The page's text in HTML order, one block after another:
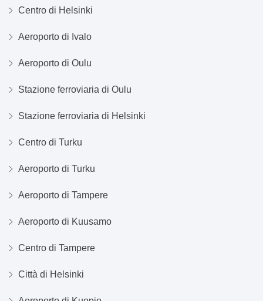
Centro di Helsinki
Aeroporto di Ivalo
Aeroporto di Oulu
Stazione ferroviaria di Oulu
Stazione ferroviaria di Helsinki
Centro di Turku
Aeroporto di Turku
Aeroporto di Tampere
Aeroporto di Kuusamo
Centro di Tampere
Città di Helsinki